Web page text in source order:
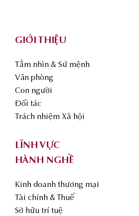
GIỚI THIỆU
Tầm nhìn & Sứ mệnh
Văn phòng
Con người
Đối tác
Trách nhiệm Xã hội
LĨNH VỰC
HÀNH NGHỀ
Kinh doanh thương mại
Tài chính & Thuế
Sở hữu trí tuệ